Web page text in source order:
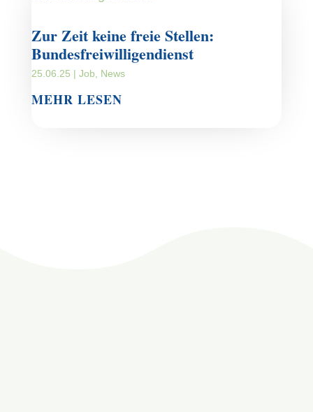
Zur Zeit keine freie Stellen:
Bundesfreiwilligendienst
25.06.25 | Job News
MEHR LESEN